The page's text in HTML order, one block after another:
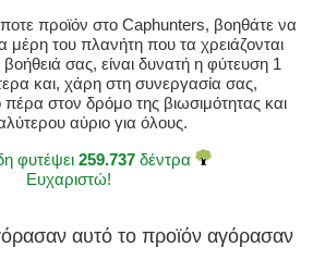
προϊόν στο Caphunters, βοηθάτε να
μέρη του πλανήτη που τα χρειάζονται
σας, είναι δυνατή η φύτευση 1
και, χάρη στη συνεργασία σας,
στον δρόμο της βιωσιμότητας και
αύριο για όλους.
φυτέψει 259.737 δέντρα
Ευχαριστώ!
αυτό το προϊόν αγόρασαν